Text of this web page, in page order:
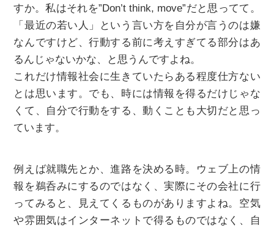
すか。私はそれを”Don’t think, move”だと思ってて。
「最近の若い人」という言い方を自分が言うのは嫌
なんですけど、行動する前に考えすぎてる部分はあ
るんじゃないかな、と思うんですよね。
これだけ情報社会に生きていたらある程度仕方ない
とは思います。でも、時には情報を得るだけじゃな
くて、自分で行動をする、動くことも大切だと思っ
ています。
例えば就職先とか、進路を決める時。ウェブ上の情
報を鵜呑みにするのではなく、実際にその会社に行
ってみると、見えてくるものがありますよね。空気
や雰囲気はインターネットで得るものではなく、自